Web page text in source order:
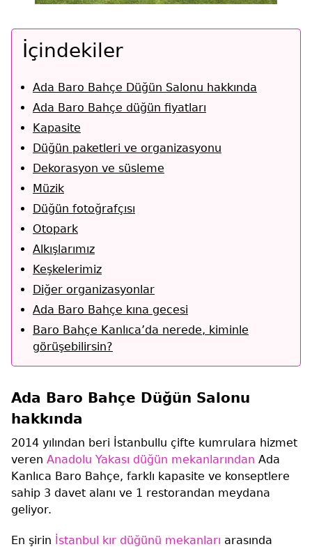
İçindekiler
Ada Baro Bahçe Düğün Salonu hakkında
Ada Baro Bahçe düğün fiyatları
Kapasite
Düğün paketleri ve organizasyonu
Dekorasyon ve süsleme
Müzik
Düğün fotoğrafçısı
Otopark
Alkışlarımız
Keşkelerimiz
Diğer organizasyonlar
Ada Baro Bahçe kına gecesi
Baro Bahçe Kanlıca’da nerede, kiminle
görüşebilirsin?
Ada Baro Bahçe Düğün Salonu
hakkında
2014 yılından beri İstanbullu çifte kumrulara hizmet
veren Anadolu Yakası düğün mekanlarından Ada
Kanlıca Baro Bahçe, farklı kapasite ve konseptlere
sahip 3 davet alanı ve 1 restorandan meydana
geliyor.
En şirin İstanbul kır düğünü mekanları arasında